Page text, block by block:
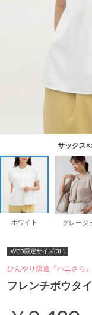
サックス
ホワイト グレージ
WEB限定サイズ[3L]
ひんやり快適『ハニさら
フレンチボウタ